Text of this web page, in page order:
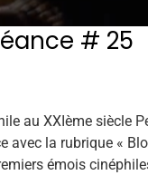
# 25
au XXIème siècle
avec la rubrique «
émois